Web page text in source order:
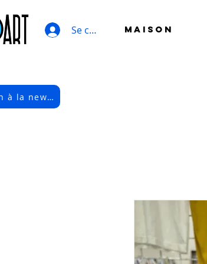
Se connecterMAISON
Inscription à la newsletter électronique